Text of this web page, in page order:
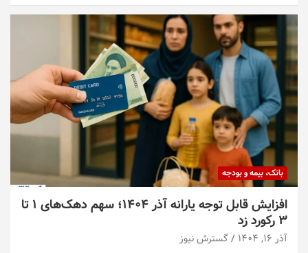
بانک، بیمه و بودجه
افزایش قابل توجه یارانه آذر ۱۴۰۴؛ سهم دهک‌های ۱ تا
۳ رکورد زد
آذر ۱۶, ۱۴۰۴ گسترش نیوز